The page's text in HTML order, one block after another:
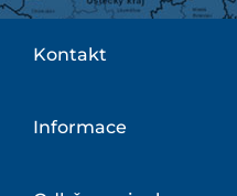
Kontakt
Informace